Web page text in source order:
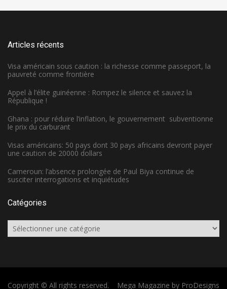
Articles récents
Visa américain sous caution : la richesse comme passeport, la
pauvreté comme frontière
Appel à l’élite guinéenne : Rompez le silence et sauvez la
République !
Ghana : pour réduire l’inflation, le gouvernement subventionne
le prix du carburant
Visas américains: 50 pays dont 30 pays africains devront payer
une caution de 20000 dollars
Cameroun: l’absence prolongée de Paul Biya continue de
susciter interrogations et inquiétudes
Catégories
Catégories
Copyright © All rights reserved. Mega Magazine by ProDesigns